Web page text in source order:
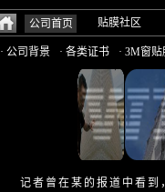
公司首页 贴膜社区
· 公司背景 · 各类证书 · 3M窗贴
记者曾在某的报道中看